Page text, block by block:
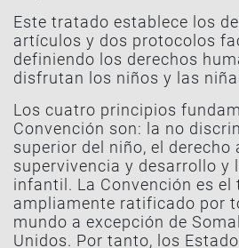
Este tratado establece los
artículos y dos protocolos
definiendo los derechos
disfrutan los niños y las
Los cuatro principios
Convención son: la no
superior del niño, el derecho
supervivencia y desarrollo y
infantil. La Convención es el
ampliamente ratificado por
mundo a excepción de
Unidos. Por tanto, los